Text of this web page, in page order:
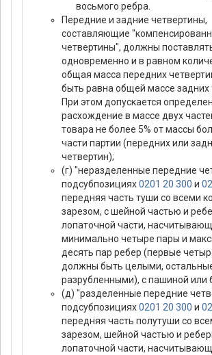
восьмого ребра.
Передние и задние четвертины,
составляющие
четвертины", должны
одновременно и в равном
общая масса передних
быть равна общей массе задних
При этом допускается
расхождение в массе двух
товара не более 5% от массы
части партии (передних или
четвертин);
(г) "неразделенные передние
подсубпозициях0201 20 300 и
передняя часть туши со всеми
зарезом, с шейной частью и
лопаточной части,
минимально четыре пары и
десять пар ребер (первые
должны быть целыми,
разрубленными), с пашиной или
(д) "разделенные передние
подсубпозициях0201 20 300 и
передняя часть полутуши со
зарезом, шейной частью и
лопаточной части,